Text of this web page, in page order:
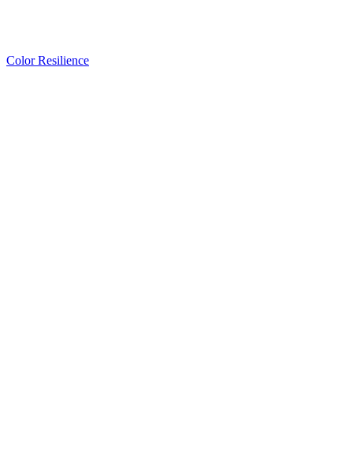
Color Resilience